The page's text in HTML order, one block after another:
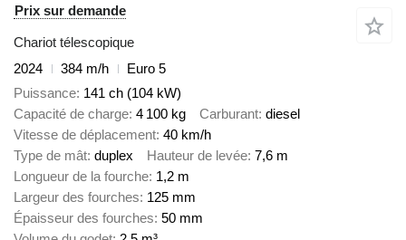
Prix sur demande
Chariot télescopique
2024
384 m/h
Euro 5
Puissance 141 ch (104 kW)
Capacité de charge 4 100 kg Carburant diesel
Vitesse de déplacement 40 km/h
Type de mât duplex Hauteur de levée 7,6 m
Longueur de la fourche 1,2 m
Largeur des fourches 125 mm
Épaisseur des fourches 50 mm